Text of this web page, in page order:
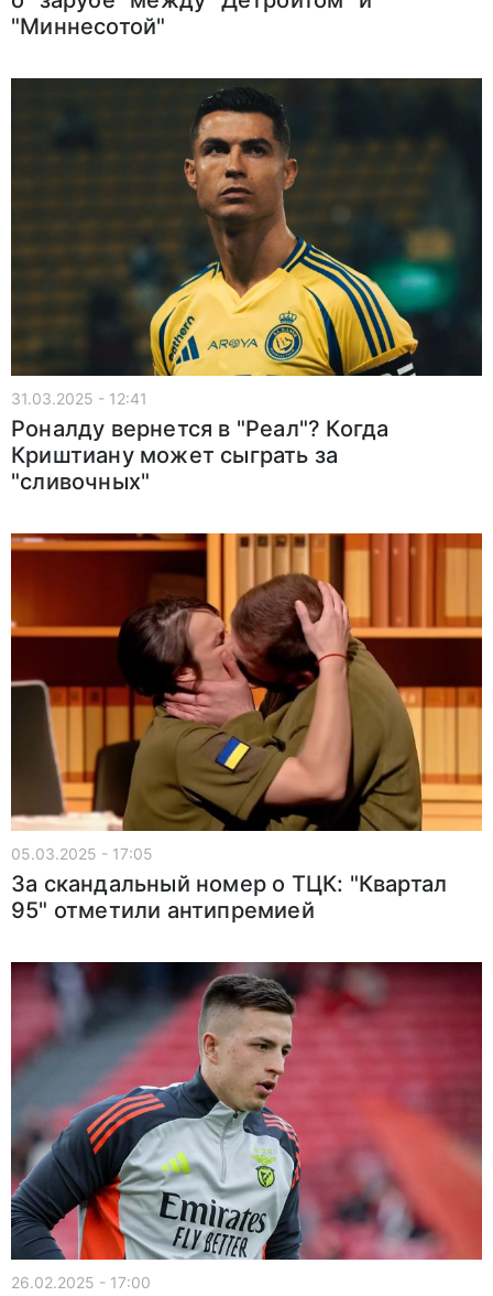
"Миннесотой"
31.03.2025 - 12:41
Роналду вернется в "Реал"? Когда
Криштиану может сыграть за
"сливочных"
05.03.2025 - 17:05
За скандальный номер о ТЦК: "Квартал
95" отметили антипремией
26.02.2025 - 17:00